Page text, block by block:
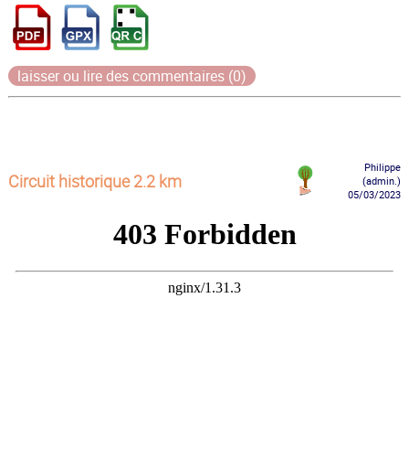
laisser ou lire des commentaires (0)
Circuit historique 2.2 km
Philippe
(admin.)
05/03/2023